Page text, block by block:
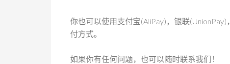
你也可以使用支付宝(AliPay)，银联
付方式。
如果你有任何问题，也可以随时联系我们！